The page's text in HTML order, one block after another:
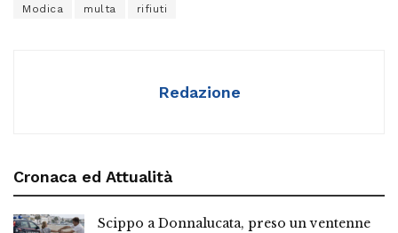
Modica multa rifiuti
Redazione
Cronaca ed Attualità
Scippo a Donnalucata, preso un ventenne